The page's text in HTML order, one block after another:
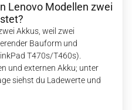
Lenovo Modellen zwei
Akkus, weil zwei
Bauform und
T470s/T460s).
und externen Akku; unter
siehst du Ladewerte und